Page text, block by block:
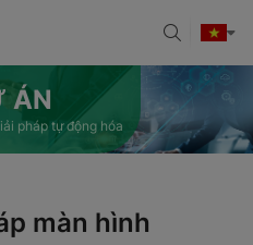
ÁN
pháp tự động hóa
màn hình